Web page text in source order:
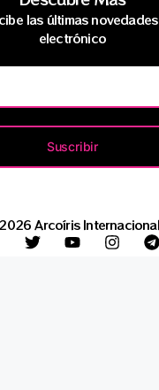
las últimas
electrónico
Suscribir
Arcoíris Internacional